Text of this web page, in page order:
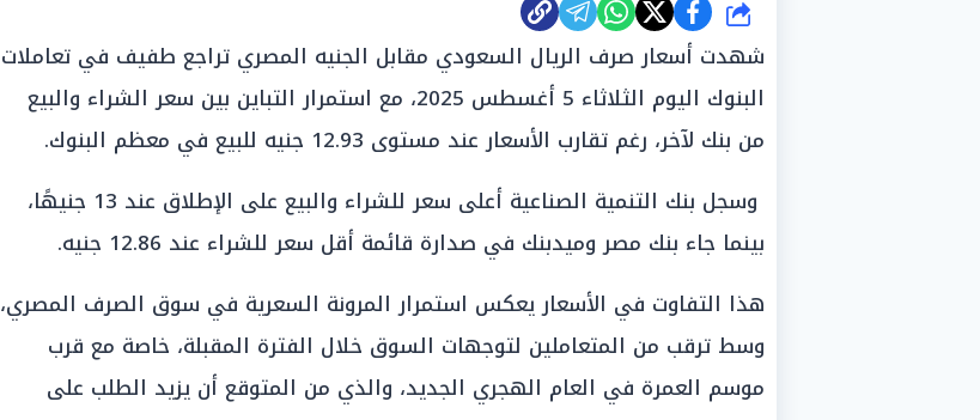
شارك
شهدت أسعار صرف الريال السعودي مقابل الجنيه المصري تراجع طفيف في تعاملات
البنوك اليوم الثلاثاء 5 أغسطس 2025، مع استمرار التباين بين سعر الشراء والبيع
من بنك لآخر، رغم تقارب الأسعار عند مستوى 12.93 جنيه للبيع في معظم البنوك.
وسجل بنك التنمية الصناعية أعلى سعر للشراء والبيع على الإطلاق عند 13 جنيهًا،
بينما جاء بنك مصر وميدبنك في صدارة قائمة أقل سعر للشراء عند 12.86 جنيه.
هذا التفاوت في الأسعار يعكس استمرار المرونة السعرية في سوق الصرف المصري،
وسط ترقب من المتعاملين لتوجهات السوق خلال الفترة المقبلة، خاصة مع قرب
موسم العمرة في العام الهجري الجديد، والذي من المتوقع أن يزيد الطلب على